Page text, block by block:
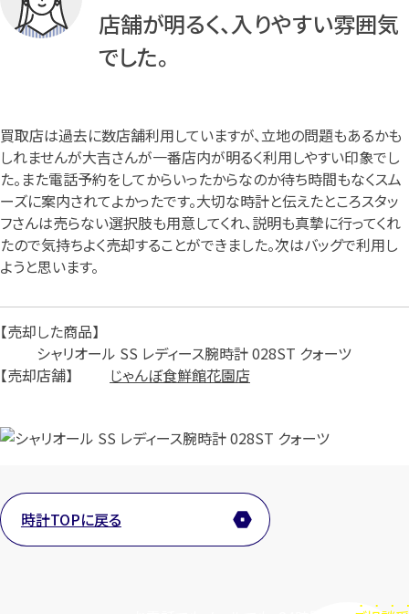
メールで無料相談する
店舗が明るく、入りやすい雰囲気
でした。
買取店は過去に数店舗利用していますが、立地の問題もあるかも
しれませんが大吉さんが一番店内が明るく利用しやすい印象でし
た。また電話予約をしてからいったからなのか待ち時間もなくスム
ーズに案内されてよかったです。大切な時計と伝えたところスタッ
フさんは売らない選択肢も用意してくれ、説明も真摯に行ってくれ
たので気持ちよく売却することができました。次はバッグで利用し
ようと思います。
売却した商品
シャリオール SS レディース腕時計 028ST クォーツ
売却店舗
じゃんぼ食鮮館花園店
時計TOPに戻る